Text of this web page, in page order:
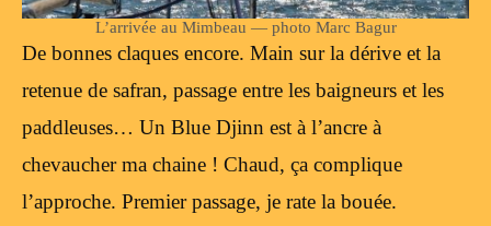
L’arrivée au Mimbeau — photo Marc Bagur
De bonnes claques encore. Main sur la dérive et la
retenue de safran, passage entre les baigneurs et les
paddleuses… Un Blue Djinn est à l’ancre à
chevaucher ma chaine ! Chaud, ça complique
l’approche. Premier passage, je rate la bouée.